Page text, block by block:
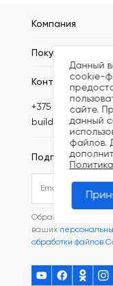
Компания
Покупателям
Контакты
+375 (44) 749-20-
build@kronex-
Подписаться на
Обращаясь в наш
ваших
обработки файлов
Данный
cookie-
сайте.
данный
файлов.